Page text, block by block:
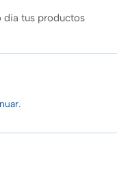
dia tus productos